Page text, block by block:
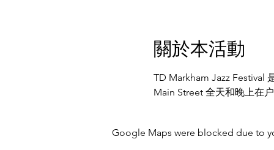
關於本活動
TD Markham Jazz Festival
Main Street 全天和晚上在
Google Maps were blocked due to